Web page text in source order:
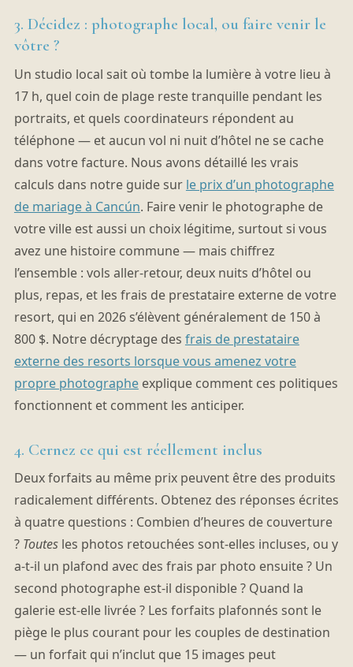
3. Décidez : photographe local, ou faire venir le
vôtre ?
Un studio local sait où tombe la lumière à votre lieu à
17 h, quel coin de plage reste tranquille pendant les
portraits, et quels coordinateurs répondent au
téléphone — et aucun vol ni nuit d’hôtel ne se cache
dans votre facture. Nous avons détaillé les vrais
calculs dans notre guide sur le prix d’un photographe
de mariage à Cancún. Faire venir le photographe de
votre ville est aussi un choix légitime, surtout si vous
avez une histoire commune — mais chiffrez
l’ensemble : vols aller-retour, deux nuits d’hôtel ou
plus, repas, et les frais de prestataire externe de votre
resort, qui en 2026 s’élèvent généralement de 150 à
800 $. Notre décryptage des frais de prestataire
externe des resorts lorsque vous amenez votre
propre photographeexplique comment ces politiques
fonctionnent et comment les anticiper.
4. Cernez ce qui est réellement inclus
Deux forfaits au même prix peuvent être des produits
radicalement différents. Obtenez des réponses écrites
à quatre questions : Combien d’heures de couverture
? Toutesles photos retouchées sont-elles incluses, ou y
a-t-il un plafond avec des frais par photo ensuite ? Un
second photographe est-il disponible ? Quand la
galerie est-elle livrée ? Les forfaits plafonnés sont le
piège le plus courant pour les couples de destination
— un forfait qui n’inclut que 15 images peut